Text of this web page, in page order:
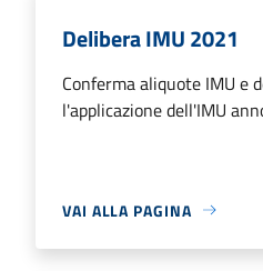
Delibera IMU 2021
Conferma aliquote IMU e
l'applicazione dell'IMU
VAI ALLA PAGINA